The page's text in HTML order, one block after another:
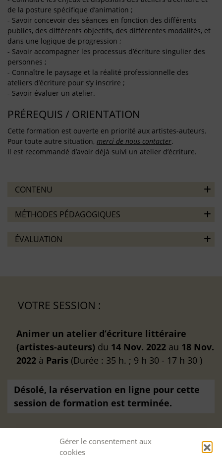
Gérer le consentement aux
cookies
de la posture spécifique d’animation ;
- Savoir concevoir des séances en fonction des différents
publics, des différents objectifs, des différentes modalités, et
dans une logique de progression ;
- Savoir accompagner les processus d’écriture singulier des
personnes ;
- Connaître le paysage et la réalité professionnelle des
ateliers d’écriture pour s’y inscrire ;
- Savoir évaluer un atelier.
PRÉREQUIS / ORIENTATION
Cette formation est ouverte en priorité aux artistes-auteurs.
Pour toute autre situation, merci de nous contacter.
Il est recommandé d’avoir déjà suivi un atelier d’écriture.
CONTENU
MÉTHODES PÉDAGOGIQUES
ÉVALUATION
VOTRE SESSION :
Animer un atelier d’écriture littéraire
(artistes-auteurs) du 14 Nov. 2022 au 18 Nov.
2022 à Paris (Durée : 35 h. ; 9 h 30 - 17 h 30 )
Désolé, la réservation en ligne pour cette
session de formation est terminée.